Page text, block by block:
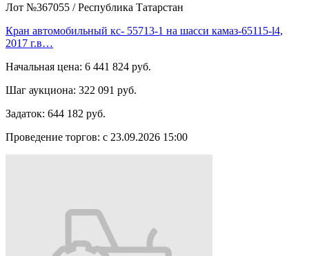
Лот №367055 / Республика Татарстан
Кран автомобильный кс- 55713-1 на шасси камаз-65115-l4,
2017 г.в…
Начальная цена: 6 441 824 руб.
Шаг аукциона: 322 091 руб.
Задаток: 644 182 руб.
Проведение торгов: с 23.09.2026 15:00